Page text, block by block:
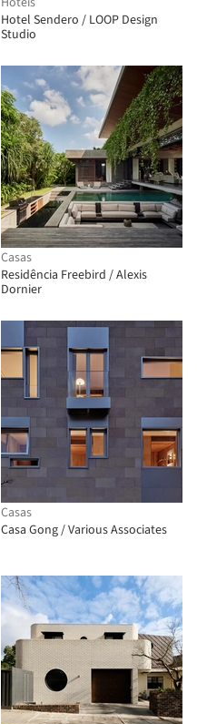
Hotel Sendero / LOOP Design
Studio
Casas
Residência Freebird / Alexis
Dornier
Casas
Casa Gong / Various Associates